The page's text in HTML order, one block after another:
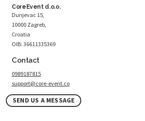
CoreEvent d.o.o.
Dunjevac 15,
10000 Zagreb,
Croatia
OIB: 36611335369
Contact
0989187815
support@core-event.co
SEND US A MESSAGE